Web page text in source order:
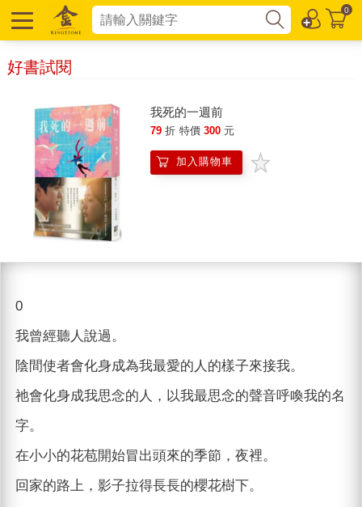
0
好書試閱
我死的一週前
79 折 特價 300 元
加入購物車
0
我曾經聽人說過。
陰間使者會化身成為我最愛的人的樣子來接我。
祂會化身成我思念的人，以我最思念的聲音呼喚我的名
字。
在小小的花苞開始冒出頭來的季節，夜裡。
回家的路上，影子拉得長長的櫻花樹下。